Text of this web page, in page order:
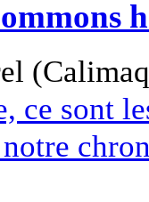
ce sont